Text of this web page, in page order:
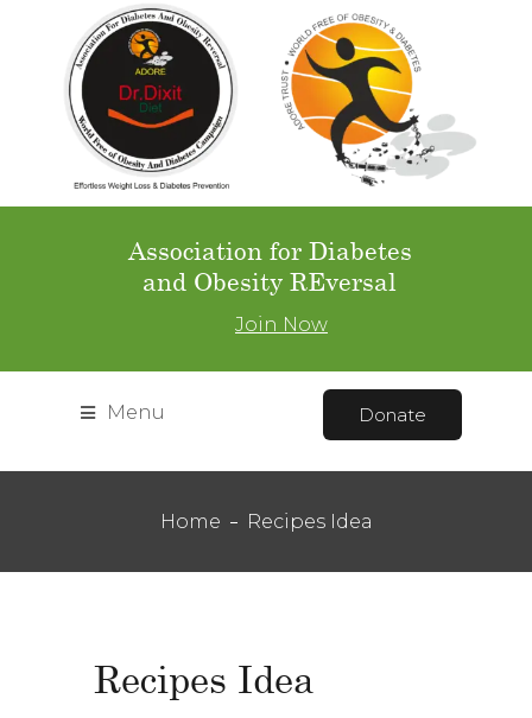
Association for Diabetes
and Obesity REversal
Join Now
Menu Donate
Home Recipes Idea
Recipes Idea